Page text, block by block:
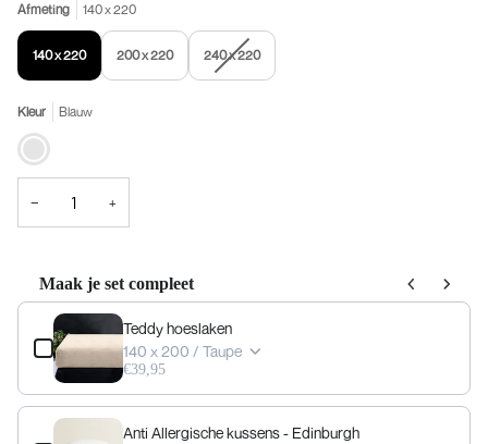
Afmeting 140 x 220
140 x 220 200 x 220 240 x 220
Variant
uitverkocht
Kleur Blauw
Blauw
− +
Maak je set compleet
Use the Previous and Next buttons to navigate through product add-ons, or
Teddy hoeslaken
140 x 200 / Taupe
€39,95
Anti Allergische kussens - Edinburgh